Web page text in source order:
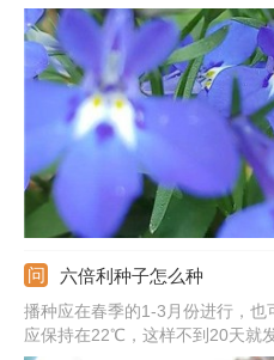
土壤腐殖质丰富又透水透气，非
要给它一段时间适应环境，不能
照，同时也要做好保温和遮阴工
六倍利种子怎么种
播种应在春季的1-3月份进行，
应保持在22℃，这样不到20天就